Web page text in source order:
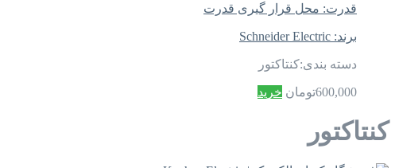
قدرت: محل قرار گیری قدرت
برند: Schneider Electric
دسته بندی:کنتاکتور
600,000تومان خرید
کنتاکتور